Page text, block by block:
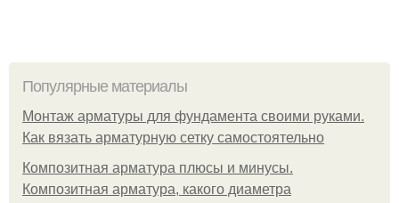
Популярные материалы
Монтаж арматуры для фундамента своими руками.
Как вязать арматурную сетку самостоятельно
Композитная арматура плюсы и минусы.
Композитная арматура, какого диаметра